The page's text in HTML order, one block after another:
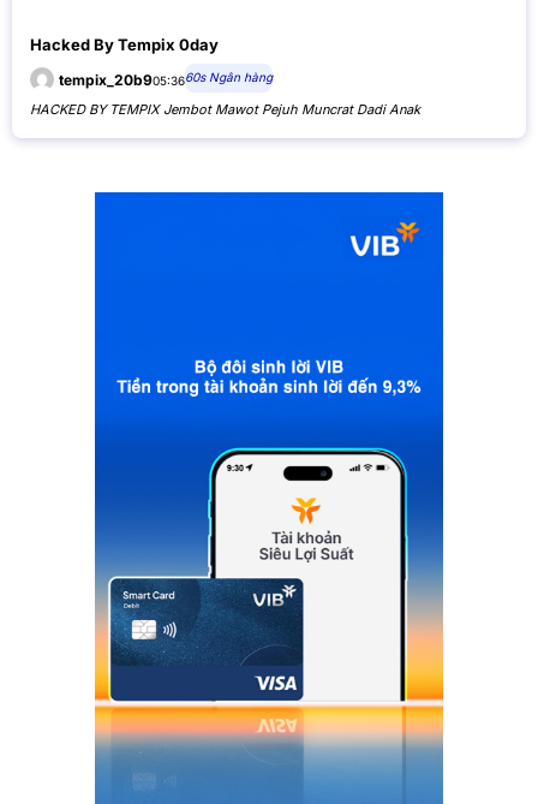
Hacked By Tempix 0day
tempix_20b905:3660s Ngân hàng
HACKED BY TEMPIX Jembot Mawot Pejuh Muncrat Dadi Anak